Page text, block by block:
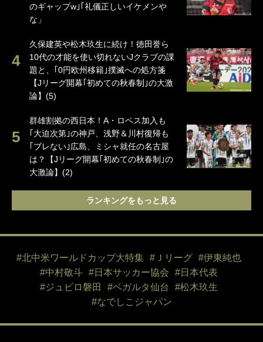
のギャップw｣｢礼儀正しいイケメンや
な」
久保建英や松木玖生に続け！徳田誉ら
10代の才能を使い切れないJクラブの課
題と、｢0円欧州移籍｣撲滅への処方箋
【Jリーグ開幕｢初めての秋春制｣の大激
論】(5)
群雄割拠の西日本！A・ロペス加入も
｢大迫次第｣の神戸、浅野＆川村復帰も
｢ブレない｣広島、ミシャ就任の名古屋
は？【Jリーグ開幕｢初めての秋春制｣の
大激論】(2)
ランキングをもっと見る
#北中米ワールドカップ大特集 #Ｊリーグ
#伊東純也
#中村敬斗
#日本サッカー協会
#日本代表
#ジュビロ磐田
#ベガルタ仙台
#松木玖生
#なでしこジャパン